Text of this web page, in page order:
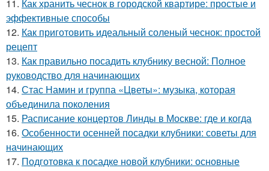
11. Как хранить чеснок в городской квартире: простые и
эффективные способы
12. Как приготовить идеальный соленый чеснок: простой
рецепт
13. Как правильно посадить клубнику весной: Полное
руководство для начинающих
14. Стас Намин и группа «Цветы»: музыка, которая
объединила поколения
15. Расписание концертов Линды в Москве: где и когда
16. Особенности осенней посадки клубники: советы для
начинающих
17. Подготовка к посадке новой клубники: основные